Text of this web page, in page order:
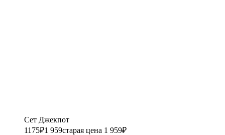
Сет Джекпот
1175₽1 959старая цена 1 959₽